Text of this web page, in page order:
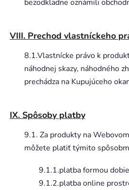
bezodkladne oznámili
VIII. Prechod vlastníckeho
8.1.Vlastnícke právo k
náhodnej skazy, náhodného
prechádza na Kupujúceho
IX. Spôsoby platby
9.1. Za produkty na
môžete platiť týmito
9.1.1.platba formou
9.1.2.platba online